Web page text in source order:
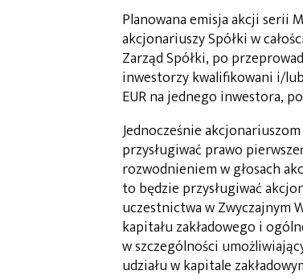
Planowana emisja akcji serii
akcjonariuszy Spółki w
Zarząd Spółki, po
inwestorzy kwalifikowani i/
EUR na jednego inwestora,
Jednocześnie
przysługiwać prawo
rozwodnieniem w głosach
to będzie przysługiwać
uczestnictwa w Zwyczajnym
kapitału zakładowego i
w szczególności
udziału w kapitale